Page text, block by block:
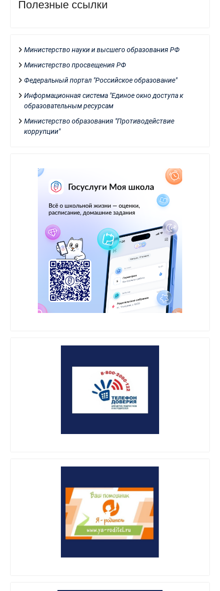
Полезные ссылки
Министерство науки и высшего образования РФ
Министерство просвещения РФ
Федеральный портал "Российское образование"
Информационная система "Единое окно доступа к
образовательным ресурсам
Министерство образования "Противодействие
коррупции"